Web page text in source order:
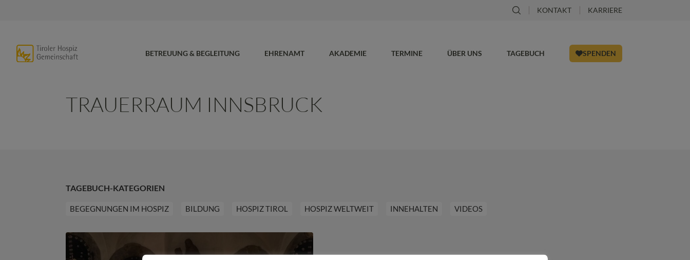
KONTAKT KARRIERE
BETREUUNG & BEGLEITUNG EHRENAMT AKADEMIE TERMINE ÜBER UNS TAGEBUCH SPENDEN
TRAUERRAUM INNSBRUCK
TAGEBUCH-KATEGORIEN
BEGEGNUNGEN IM HOSPIZ BILDUNG HOSPIZ TIROL HOSPIZ WELTWEIT INNEHALTEN VIDEOS